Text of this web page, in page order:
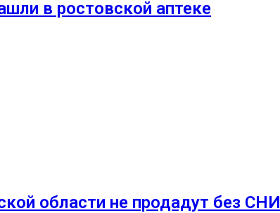
в ростовской аптеке
области не продадут без